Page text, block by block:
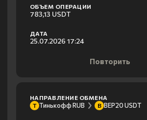
ОБЪЕМ ОПЕРАЦИИ
783,13 USDT
ДАТА
25.07.2026 17:24
Повторить
НАПРАВЛЕНИЕ ОБМЕНА
Т Тинькофф RUB B BEP20 USDT